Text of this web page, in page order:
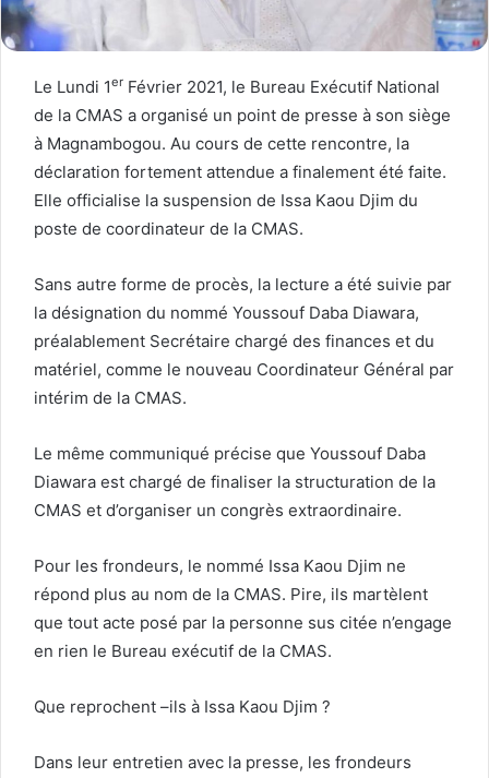
Le Lundi 1er Février 2021, le Bureau Exécutif National
de la CMAS a organisé un point de presse à son siège
à Magnambogou. Au cours de cette rencontre, la
déclaration fortement attendue a finalement été faite.
Elle officialise la suspension de Issa Kaou Djim du
poste de coordinateur de la CMAS.
Sans autre forme de procès, la lecture a été suivie par
la désignation du nommé Youssouf Daba Diawara,
préalablement Secrétaire chargé des finances et du
matériel, comme le nouveau Coordinateur Général par
intérim de la CMAS.
Le même communiqué précise que Youssouf Daba
Diawara est chargé de finaliser la structuration de la
CMAS et d’organiser un congrès extraordinaire.
Pour les frondeurs, le nommé Issa Kaou Djim ne
répond plus au nom de la CMAS. Pire, ils martèlent
que tout acte posé par la personne sus citée n’engage
en rien le Bureau exécutif de la CMAS.
Que reprochent –ils à Issa Kaou Djim ?
Dans leur entretien avec la presse, les frondeurs